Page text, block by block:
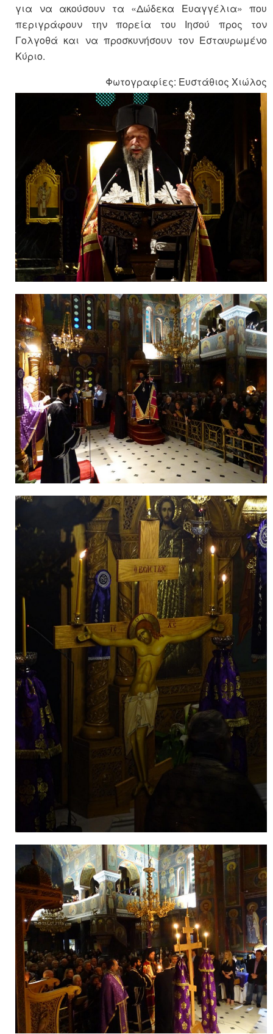
για να ακούσουν τα «Δώδεκα Ευαγγέλια» που
περιγράφουν την πορεία του Ιησού προς τον
Γολγοθά και να προσκυνήσουν τον Εσταυρωμένο
Κύριο.
Φωτογραφίες: Ευστάθιος Χιώλος